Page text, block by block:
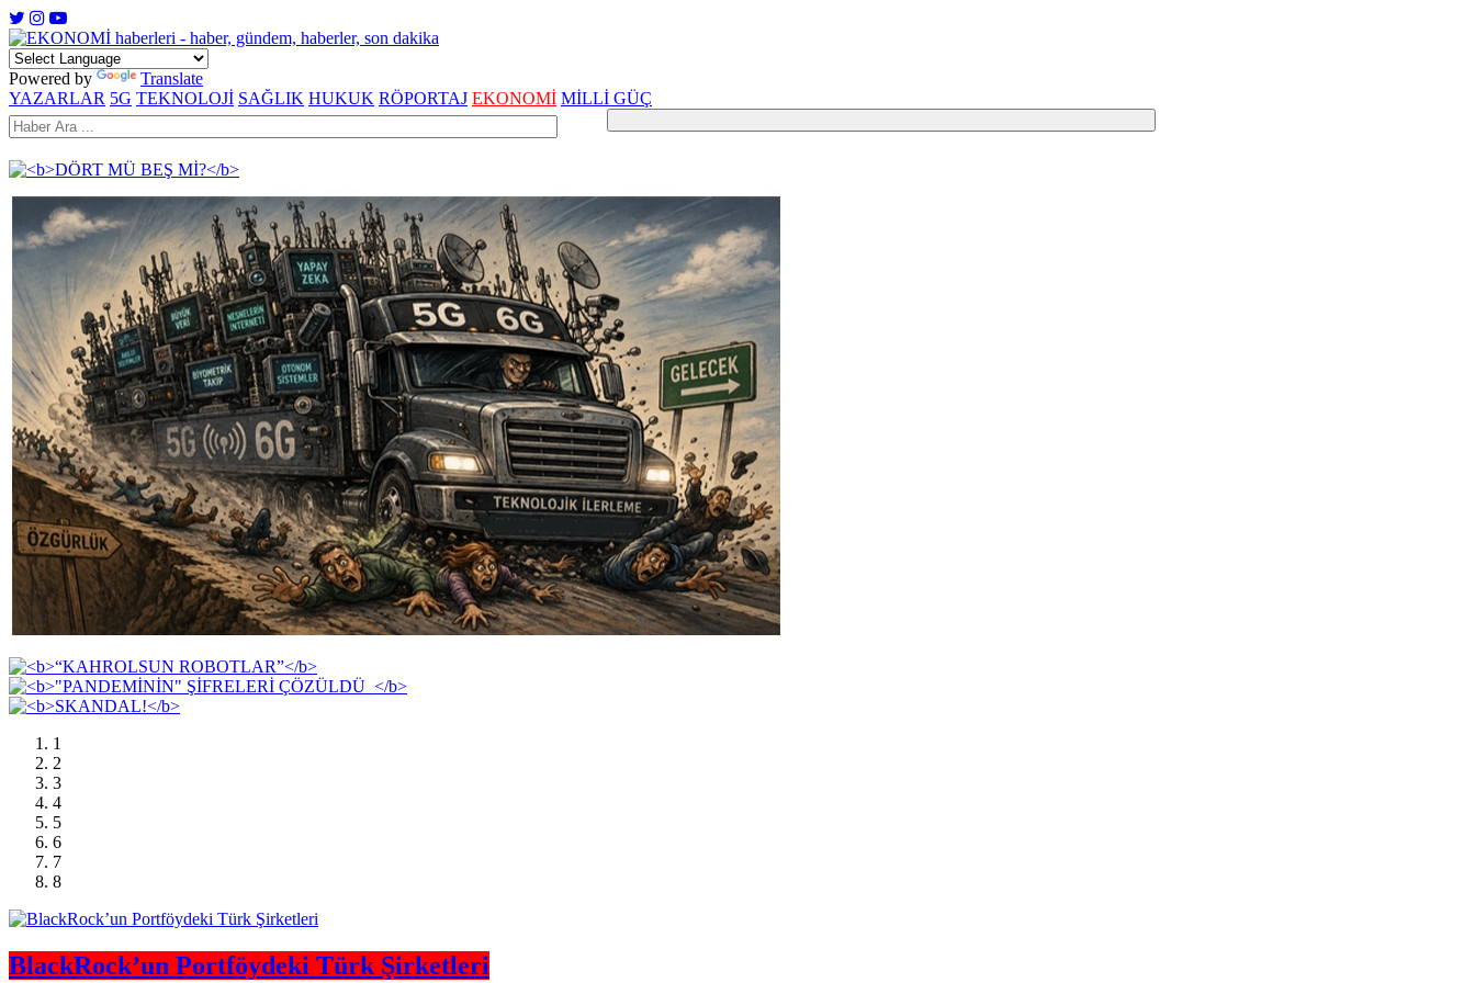
Powered by
Translate
YAZARLAR 5G TEKNOLOJİ SAĞLIK HUKUK RÖPORTAJ EKONOMİ MİLLİ GÜÇ
1
2
3
4
5
6
7
8
BlackRock’un Portföydeki Türk Şirketleri